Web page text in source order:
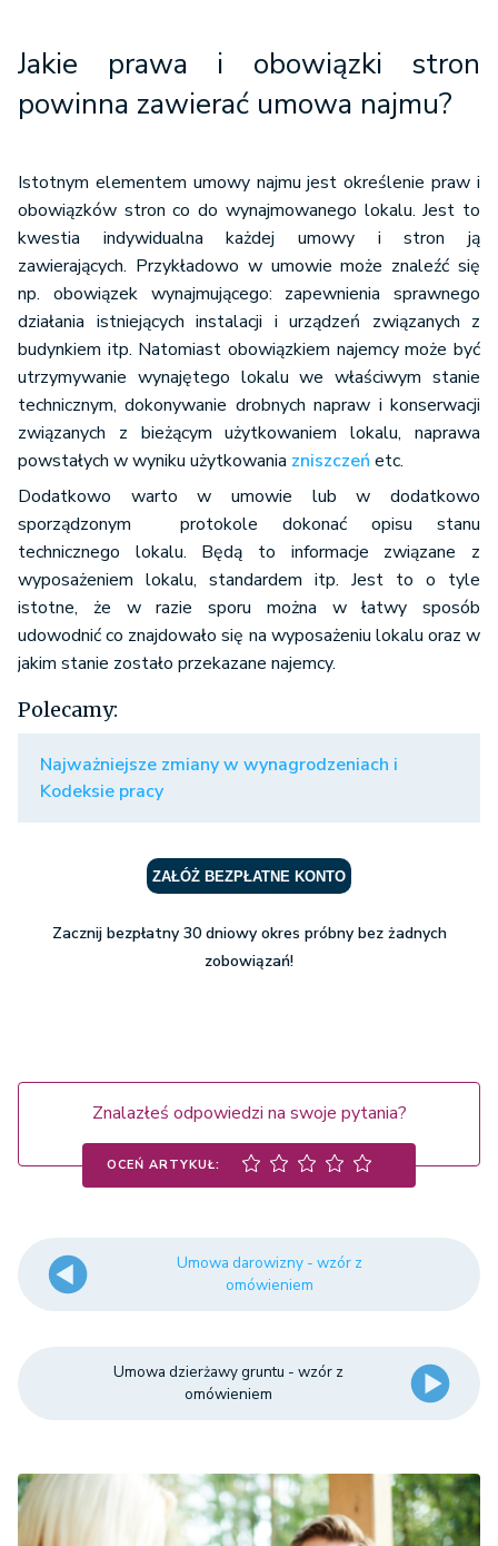
Jakie prawa i obowiązki stron
powinna zawierać umowa najmu?
Istotnym elementem umowy najmu jest określenie praw i
obowiązków stron co do wynajmowanego lokalu. Jest to
kwestia indywidualna każdej umowy i stron ją
zawierających. Przykładowo w umowie może znaleźć się
np. obowiązek wynajmującego: zapewnienia sprawnego
działania istniejących instalacji i urządzeń związanych z
budynkiem itp. Natomiast obowiązkiem najemcy może być
utrzymywanie wynajętego lokalu we właściwym stanie
technicznym, dokonywanie drobnych napraw i konserwacji
związanych z bieżącym użytkowaniem lokalu, naprawa
powstałych w wyniku użytkowania zniszczeńetc.
Dodatkowo warto w umowie lub w dodatkowo
sporządzonym protokole dokonać opisu stanu
technicznego lokalu. Będą to informacje związane z
wyposażeniem lokalu, standardem itp. Jest to o tyle
istotne, że w razie sporu można w łatwy sposób
udowodnić co znajdowało się na wyposażeniu lokalu oraz w
jakim stanie zostało przekazane najemcy.
Polecamy:
Najważniejsze zmiany w wynagrodzeniach i
Kodeksie pracy
ZAŁÓŻ BEZPŁATNE KONTO
Zacznij bezpłatny 30 dniowy okres próbny bez żadnych
zobowiązań!
Znalazłeś odpowiedzi na swoje pytania?
OCEŃ ARTYKUŁ:
Umowa darowizny - wzór z
omówieniem
Umowa dzierżawy gruntu - wzór z
omówieniem